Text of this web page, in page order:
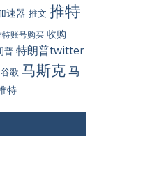
速器 推文 推特
特账号购买 收购
普 特朗普twitter
谷歌 马斯克马
特